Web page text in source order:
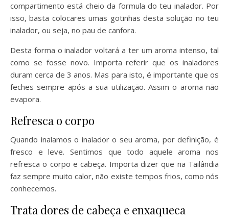
compartimento está cheio da formula do teu inalador. Por
isso, basta colocares umas gotinhas desta solução no teu
inalador, ou seja, no pau de canfora.
Desta forma o inalador voltará a ter um aroma intenso, tal
como se fosse novo. Importa referir que os inaladores
duram cerca de 3 anos. Mas para isto, é importante que os
feches sempre após a sua utilização. Assim o aroma não
evapora.
Refresca o corpo
Quando inalamos o inalador o seu aroma, por definição, é
fresco e leve. Sentimos que todo aquele aroma nos
refresca o corpo e cabeça. Importa dizer que na Tailândia
faz sempre muito calor, não existe tempos frios, como nós
conhecemos.
Trata dores de cabeça e enxaqueca